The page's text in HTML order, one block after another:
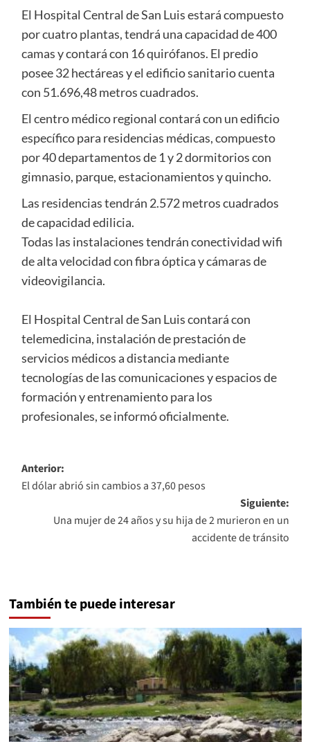
El Hospital Central de San Luis estará compuesto
por cuatro plantas, tendrá una capacidad de 400
camas y contará con 16 quirófanos. El predio
posee 32 hectáreas y el edificio sanitario cuenta
con 51.696,48 metros cuadrados.
El centro médico regional contará con un edificio
específico para residencias médicas, compuesto
por 40 departamentos de 1 y 2 dormitorios con
gimnasio, parque, estacionamientos y quincho.
Las residencias tendrán 2.572 metros cuadrados
de capacidad edilicia.
Todas las instalaciones tendrán conectividad wifi
de alta velocidad con fibra óptica y cámaras de
videovigilancia.
El Hospital Central de San Luis contará con
telemedicina, instalación de prestación de
servicios médicos a distancia mediante
tecnologías de las comunicaciones y espacios de
formación y entrenamiento para los
profesionales, se informó oficialmente.
Navegación
de
entradas
Anterior:
El dólar abrió sin cambios a 37,60 pesos
Siguiente:
Una mujer de 24 años y su hija de 2 murieron en un
accidente de tránsito
También te puede interesar